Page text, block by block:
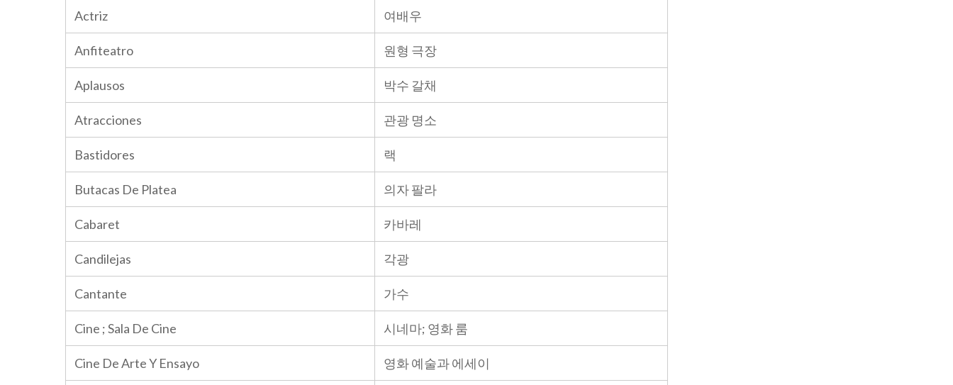
Actriz 여배우
Anfiteatro 원형 극장
Aplausos 박수 갈채
Atracciones 관광 명​​소
Bastidores 랙
Butacas De Platea 의자 팔라
Cabaret 카바레
Candilejas 각광
Cantante 가수
Cine ; Sala De Cine 시네마; 영화 룸
Cine De Arte Y Ensayo 영화 예술과 에세이